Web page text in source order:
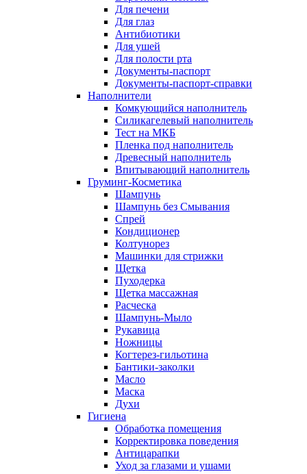
Для печени
Для глаз
Антибиотики
Для ушей
Для полости рта
Документы-паспорт
Документы-паспорт-справки
Наполнители
Комкующийся наполнитель
Силикагелевый наполнитель
Тест на МКБ
Пленка под наполнитель
Древесный наполнитель
Впитывающий наполнитель
Груминг-Косметика
Шампунь
Шампунь без Смывания
Спрей
Кондиционер
Колтунорез
Машинки для стрижки
Щетка
Пуходерка
Щетка массажная
Расческа
Шампунь-Мыло
Рукавица
Ножницы
Когтерез-гильотина
Бантики-заколки
Масло
Маска
Духи
Гигиена
Обработка помещения
Корректировка поведения
Антицарапки
Уход за глазами и ушами